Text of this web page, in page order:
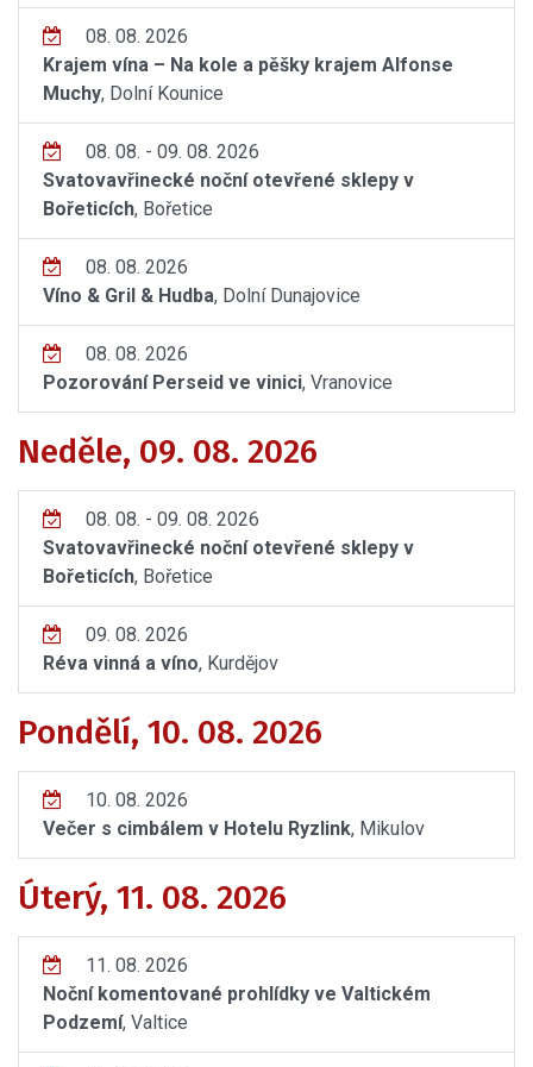
08. 08. 2026
Krajem vína – Na kole a pěšky krajem Alfonse
Muchy, Dolní Kounice
08. 08. - 09. 08. 2026
Svatovavřinecké noční otevřené sklepy v
Bořeticích, Bořetice
08. 08. 2026
Víno & Gril & Hudba, Dolní Dunajovice
08. 08. 2026
Pozorování Perseid ve vinici, Vranovice
Neděle, 09. 08. 2026
08. 08. - 09. 08. 2026
Svatovavřinecké noční otevřené sklepy v
Bořeticích, Bořetice
09. 08. 2026
Réva vinná a víno, Kurdějov
Pondělí, 10. 08. 2026
10. 08. 2026
Večer s cimbálem v Hotelu Ryzlink, Mikulov
Úterý, 11. 08. 2026
11. 08. 2026
Noční komentované prohlídky ve Valtickém
Podzemí, Valtice